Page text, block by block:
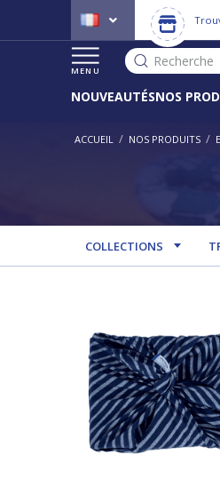
MENU
Recherche
NOUVEAUTÉSNOS
ACCUEIL / NOS PRODUITS /
COLLECTIONS